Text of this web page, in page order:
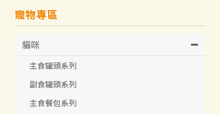
寵物專區
貓咪
主食罐頭系列
副食罐頭系列
主食餐包系列